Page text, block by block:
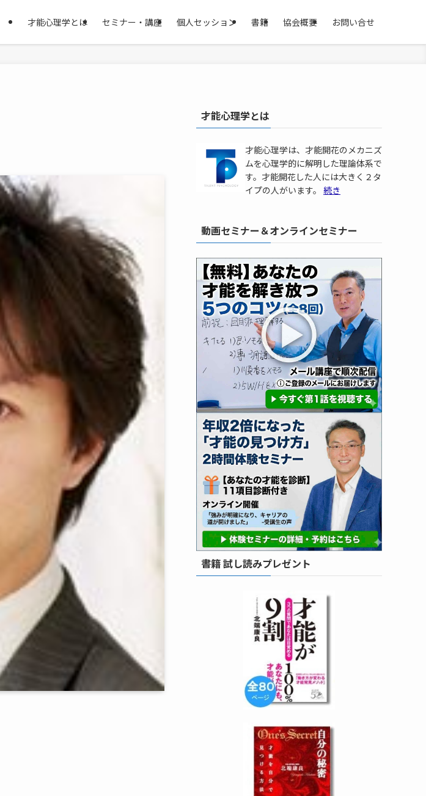
才能心理学とは セミナー・講座 個人セッション 書籍 協会概要 お問い合せ
才能心理学とは
才能心理学は、才能開花のメカニズ
ムを心理学的に解明した理論体系で
す。才能開花した人には大きく２タ
イプの人がいます。 続き
動画セミナー＆オンラインセミナー
書籍 試し読みプレゼント